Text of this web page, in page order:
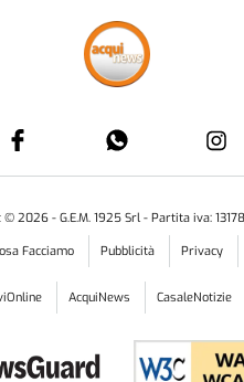
© 2026 - G.E.M. 1925 Srl - Partita iva:
Facciamo Pubblicità Privacy
AcquiNews CasaleNotizie